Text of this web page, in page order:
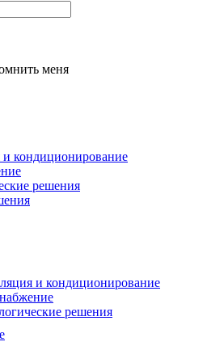
меня
кондиционирование
решения
и кондиционирование
решения